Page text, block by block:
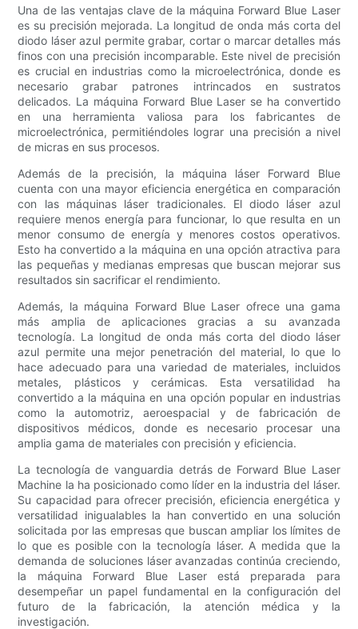
Una de las ventajas clave de la máquina Forward Blue Laser
es su precisión mejorada. La longitud de onda más corta del
diodo láser azul permite grabar, cortar o marcar detalles más
finos con una precisión incomparable. Este nivel de precisión
es crucial en industrias como la microelectrónica, donde es
necesario grabar patrones intrincados en sustratos
delicados. La máquina Forward Blue Laser se ha convertido
en una herramienta valiosa para los fabricantes de
microelectrónica, permitiéndoles lograr una precisión a nivel
de micras en sus procesos.
Además de la precisión, la máquina láser Forward Blue
cuenta con una mayor eficiencia energética en comparación
con las máquinas láser tradicionales. El diodo láser azul
requiere menos energía para funcionar, lo que resulta en un
menor consumo de energía y menores costos operativos.
Esto ha convertido a la máquina en una opción atractiva para
las pequeñas y medianas empresas que buscan mejorar sus
resultados sin sacrificar el rendimiento.
Además, la máquina Forward Blue Laser ofrece una gama
más amplia de aplicaciones gracias a su avanzada
tecnología. La longitud de onda más corta del diodo láser
azul permite una mejor penetración del material, lo que lo
hace adecuado para una variedad de materiales, incluidos
metales, plásticos y cerámicas. Esta versatilidad ha
convertido a la máquina en una opción popular en industrias
como la automotriz, aeroespacial y de fabricación de
dispositivos médicos, donde es necesario procesar una
amplia gama de materiales con precisión y eficiencia.
La tecnología de vanguardia detrás de Forward Blue Laser
Machine la ha posicionado como líder en la industria del láser.
Su capacidad para ofrecer precisión, eficiencia energética y
versatilidad inigualables la han convertido en una solución
solicitada por las empresas que buscan ampliar los límites de
lo que es posible con la tecnología láser. A medida que la
demanda de soluciones láser avanzadas continúa creciendo,
la máquina Forward Blue Laser está preparada para
desempeñar un papel fundamental en la configuración del
futuro de la fabricación, la atención médica y la
investigación.